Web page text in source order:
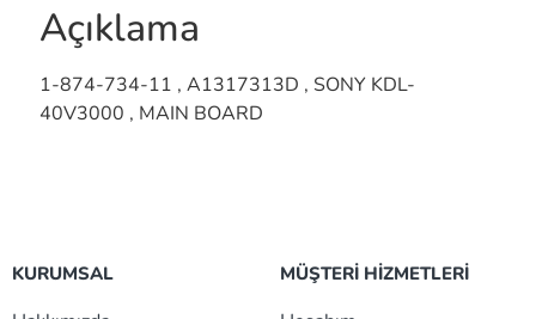
Açıklama
1-874-734-11 , A1317313D , SONY KDL-
40V3000 , MAIN BOARD
KURUMSAL MÜŞTERİ HİZMETLERİ